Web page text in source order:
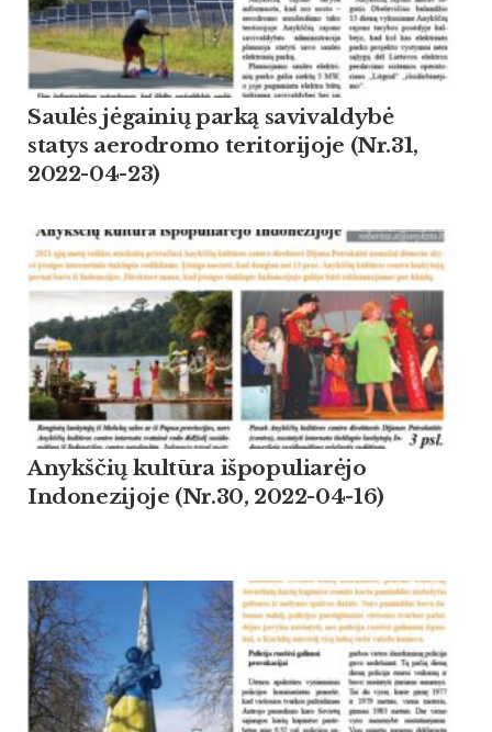
Saulės jėgainių parką savivaldybė
statys aerodromo teritorijoje (Nr.31,
2022-04-23)
Anykščių kultūra išpopuliarėjo
Indonezijoje (Nr.30, 2022-04-16)